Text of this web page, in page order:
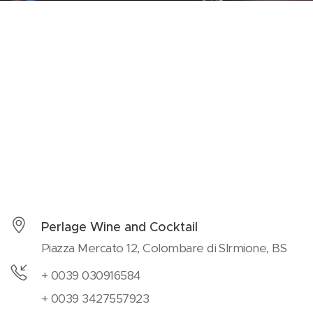
Perlage Wine and Cocktail
Piazza Mercato 12, Colombare di SIrmione, BS
+ 0039 030916584
+ 0039 3427557923